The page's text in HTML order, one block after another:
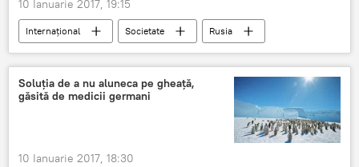
10 Ianuarie 2017, 19:15
Internaţional Societate
Rusia
Germania
Stuttgart
Simona Halep
Turneu
tenis Roland Garros
Soluţia de a nu aluneca pe gheaţă,
găsită de medicii germani
10 Ianuarie 2017, 18:30